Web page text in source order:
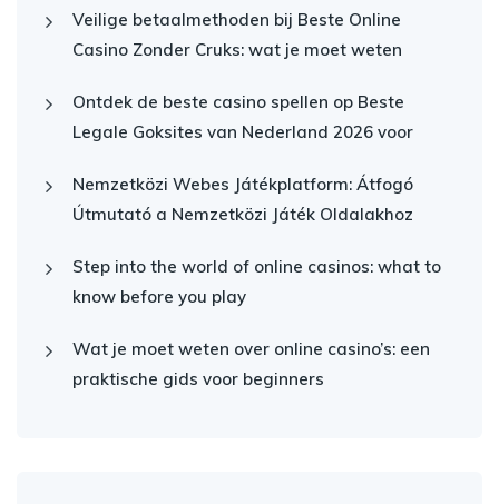
Veilige betaalmethoden bij Beste Online
Casino Zonder Cruks: wat je moet weten
Ontdek de beste casino spellen op Beste
Legale Goksites van Nederland 2026 voor
Nemzetközi Webes Játékplatform: Átfogó
Útmutató a Nemzetközi Játék Oldalakhoz
Step into the world of online casinos: what to
know before you play
Wat je moet weten over online casino’s: een
praktische gids voor beginners